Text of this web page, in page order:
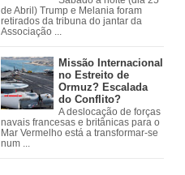
de Abril) Trump e Melania foram
retirados da tribuna do jantar da
Associação ...
Missão Internacional
no Estreito de
Ormuz? Escalada
do Conflito?
A deslocação de forças
navais francesas e britânicas para o
Mar Vermelho está a transformar-se
num ...